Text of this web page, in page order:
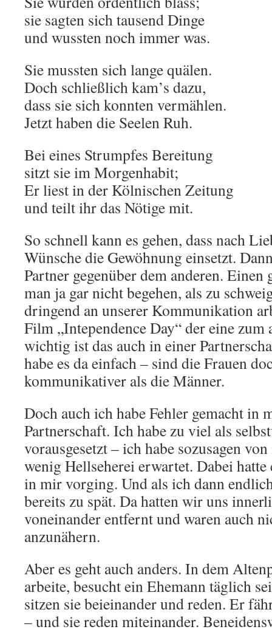
sie sagten sich tausend Dinge
und wussten noch immer was.
Sie mussten sich lange quälen.
Doch schließlich kam’s dazu,
dass sie sich konnten vermählen.
Jetzt haben die Seelen Ruh.
Bei eines Strumpfes Bereitung
sitzt sie im Morgenhabit;
Er liest in der Kölnischen Zeitung
und teilt ihr das Nötige mit.
So schnell kann es gehen, dass nach
Wünsche die Gewöhnung einsetzt.
Partner gegenüber dem anderen. Einen
man ja gar nicht begehen, als zu
dringend an unserer Kommunikation
Film „Intependence Day“ der eine zum
wichtig ist das auch in einer
habe es da einfach – sind die Frauen
kommunikativer als die Männer.
Doch auch ich habe Fehler gemacht in
Partnerschaft. Ich habe zu viel als
vorausgesetzt – ich habe sozusagen
wenig Hellseherei erwartet. Dabei
in mir vorging. Und als ich dann
bereits zu spät. Da hatten wir uns
voneinander entfernt und waren auch
anzunähern.
Aber es geht auch anders. In dem
arbeite, besucht ein Ehemann täglich
sitzen sie beieinander und reden. Er
– und sie reden miteinander.